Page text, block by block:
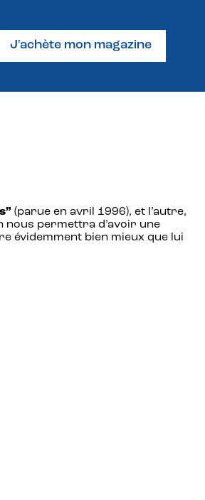
J'achète mon magazine
(parue en avril 1996), et l’autre,
nous permettra d’avoir une
évidemment bien mieux que lui